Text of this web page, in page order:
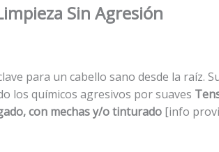
Sin Agresión
para un cabello sano desde la raíz.
los químicos agresivos por suaves
con mechas y/o tinturado [info